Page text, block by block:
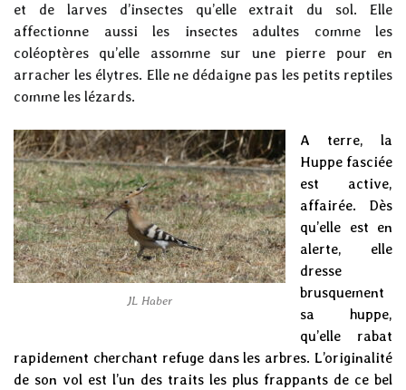
et de larves d’insectes qu’elle extrait du sol. Elle
affectionne aussi les insectes adultes comme les
coléoptères qu’elle assomme sur une pierre pour en
arracher les élytres. Elle ne dédaigne pas les petits reptiles
comme les lézards.
JL Haber
A terre, la
Huppe fasciée
est active,
affairée. Dès
qu’elle est en
alerte, elle
dresse
brusquement
sa huppe,
qu’elle rabat
rapidement cherchant refuge dans les arbres. L’originalité
de son vol est l’un des traits les plus frappants de ce bel